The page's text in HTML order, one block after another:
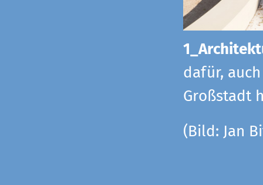
dafür,
Großstadt
(Bild: Jan